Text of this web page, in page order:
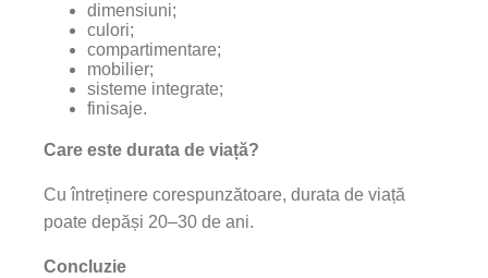
dimensiuni;
culori;
compartimentare;
mobilier;
sisteme integrate;
finisaje.
Care este durata de viață?
Cu întreținere corespunzătoare, durata de viață
poate depăși 20–30 de ani.
Concluzie